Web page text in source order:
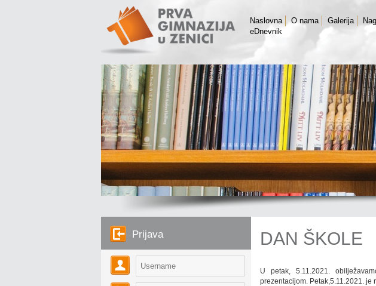
Naslovna O nama Galerija
eDnevnik
Prijava DAN ŠKOLE
U petak, 5.11.2021.
prezentacijom. Petak,5.11.2021. je